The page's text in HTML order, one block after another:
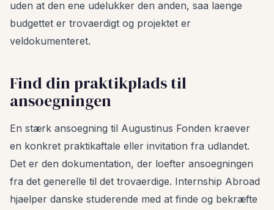
uden at den ene udelukker den anden, saa laenge
budgettet er trovaerdigt og projektet er
veldokumenteret.
Find din praktikplads til
ansoegningen
En stærk ansoegning til Augustinus Fonden kraever
en konkret praktikaftale eller invitation fra udlandet.
Det er den dokumentation, der loefter ansoegningen
fra det generelle til det trovaerdige. Internship Abroad
hjaelper danske studerende med at finde og bekræfte